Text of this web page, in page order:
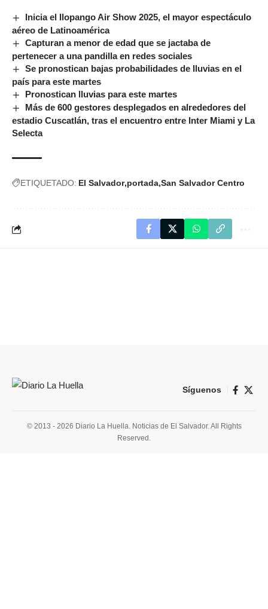
Inicia el Ilopango Air Show 2025, el mayor espectáculo
aéreo de Latinoamérica
Capturan a menor de edad que se jactaba de
pertenecer a una pandilla en redes sociales
Se pronostican bajas probabilidades de lluvias en el
país para este martes
Pronostican lluvias para este martes
Más de 600 gestores desplegados en alrededores del
estadio Cuscatlán, tras el encuentro entre Inter Miami y La
Selecta
ETIQUETADO: El Salvador portada San Salvador Centro
Síguenos
© 2013 - 2026 Diario La Huella. Noticias de El Salvador. All Rights
Reserved.